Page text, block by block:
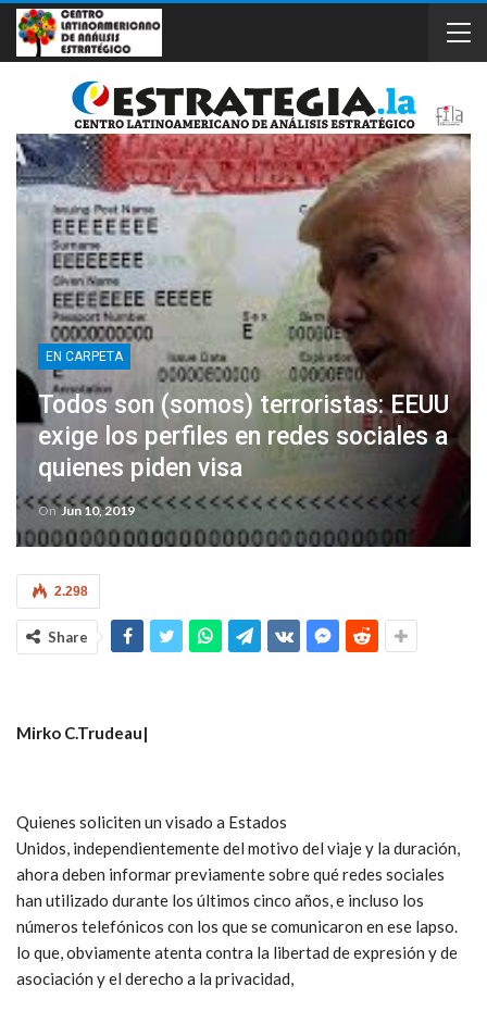
EN CARPETA
Todos son (somos) terroristas: EEUU
exige los perfiles en redes sociales a
quienes piden visa
OnJun 10, 2019
2.298
Share
Mirko C.Trudeau|
Quienes soliciten un visado a Estados
Unidos, independientemente del motivo del viaje y la duración,
ahora deben informar previamente sobre qué redes sociales
han utilizado durante los últimos cinco años, e incluso los
números telefónicos con los que se comunicaron en ese lapso.
lo que, obviamente atenta contra la libertad de expresión y de
asociación y el derecho a la privacidad,